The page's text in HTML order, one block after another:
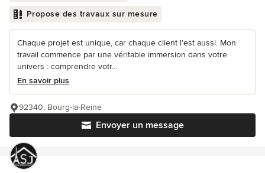
Propose des travaux sur mesure
Chaque projet est unique, car chaque client l’est aussi. Mon
travail commence par une véritable immersion dans votre
univers : comprendre votr...
En savoir plus
Envoyer un message
92340, Bourg-la-Reine